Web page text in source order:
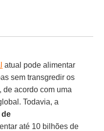
atual pode alimentar
sem transgredir os
acordo com uma
Todavia, a
até 10 bilhões de